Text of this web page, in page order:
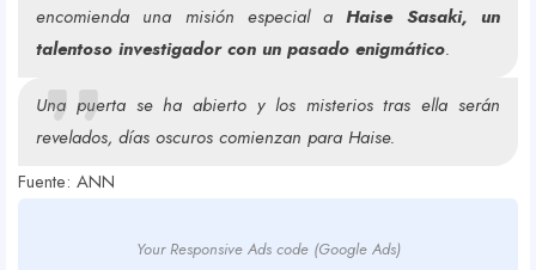
encomienda una misión especial aHaise Sasaki, un
talentoso investigador con un pasado enigmático.
Una puerta se ha abierto y los misterios tras ella serán
revelados, días oscuros comienzan para Haise.
Fuente: ANN
Your Responsive Ads code (Google Ads)